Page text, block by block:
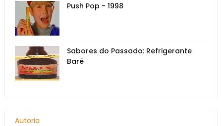
Push Pop - 1998
Sabores do Passado: Refrigerante
Baré
Autoria